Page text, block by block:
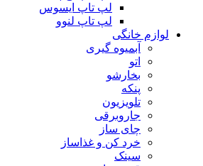
لپ تاپ ایسوس
لپ تاپ لنوو
لوازم خانگی
آبمیوه گیری
اتو
بخارشو
پنکه
تلویزیون
جاروبرقی
چای ساز
خرد کن و غذاساز
سینک